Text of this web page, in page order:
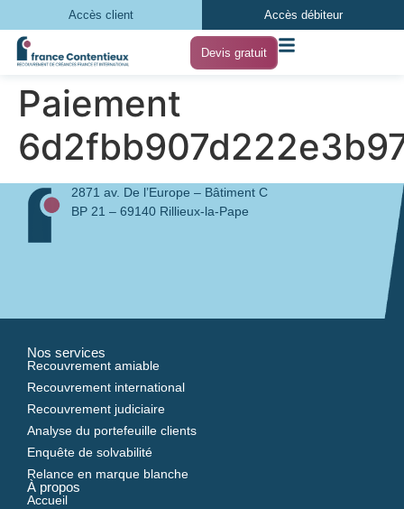
Accès client Accès débiteur
Devis gratuit
Paiement
2871 av. De l’Europe – Bâtiment C
BP 21 – 69140 Rillieux-la-Pape
Nos services
Recouvrement amiable
Recouvrement international
Recouvrement judiciaire
Analyse du portefeuille clients
Enquête de solvabilité
Relance en marque blanche
À propos
Accueil